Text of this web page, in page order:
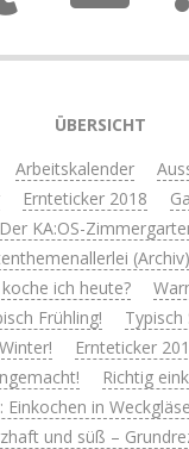
ÜBERSICHT
Arbeitskalender
Ernteticker 2018
Der KA:OS-
(Archiv)
ich heute?
Frühling! Typisch
Ernteticker
Richtig
Einkochen in
und süß –